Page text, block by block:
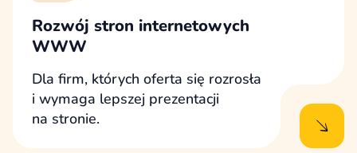
Rozwój stron internetowych
WWW
Dla firm, których oferta się rozrosła
i wymaga lepszej prezentacji
na stronie.